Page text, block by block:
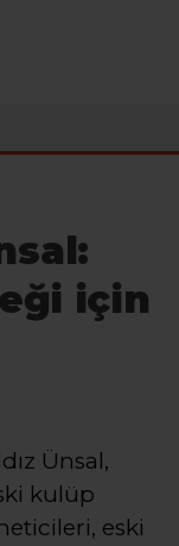
için
Ünsal,
kulüp
eski